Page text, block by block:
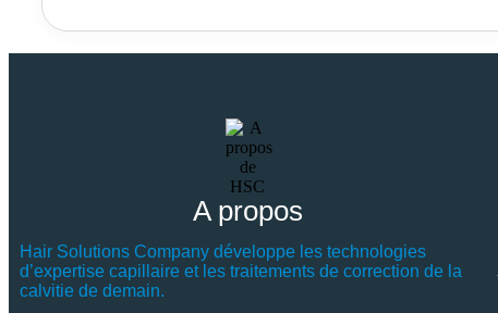
A propos
Hair Solutions Company développe les technologies
d’expertise capillaire et les traitements de correction de la
calvitie de demain.